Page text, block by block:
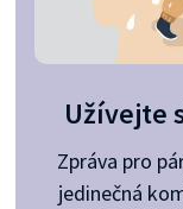
Užívejte
Zpráva pro
jedinečná